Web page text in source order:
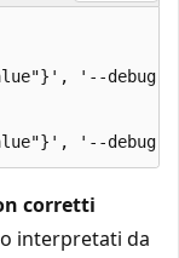
'--debug']
corretti
interpretati da